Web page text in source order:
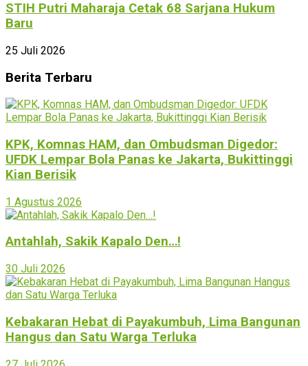
STIH Putri Maharaja Cetak 68 Sarjana Hukum
Baru
25 Juli 2026
Berita Terbaru
KPK, Komnas HAM, dan Ombudsman Digedor:
UFDK Lempar Bola Panas ke Jakarta, Bukittinggi
Kian Berisik
1 Agustus 2026
Antahlah, Sakik Kapalo Den…!
30 Juli 2026
Kebakaran Hebat di Payakumbuh, Lima Bangunan
Hangus dan Satu Warga Terluka